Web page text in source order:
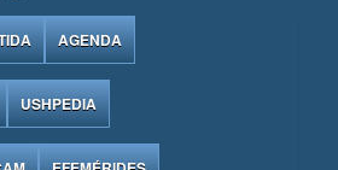
AGENDA
USHPEDIA